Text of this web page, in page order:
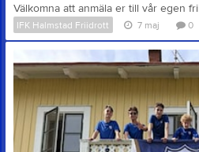
IFK Halmstad Friidrott 7 maj 0